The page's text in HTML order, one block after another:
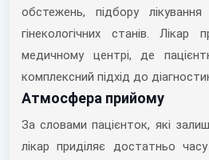
обстежень, підбору
гінекологічних станів.
медичному центрі, де
комплексний підхід до
Атмосфера прийому
За словами пацієнток, які
лікар приділяє достатньо